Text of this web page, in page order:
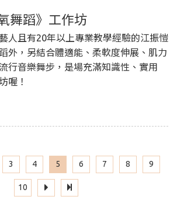
舞蹈》工作坊
人且有20年以上專業教學經驗的江振愷
外，另結合體適能、柔軟度伸展、肌力
行音樂舞步，是場充滿知識性、實用
喔！
3 4 5 6 7 8 9
10